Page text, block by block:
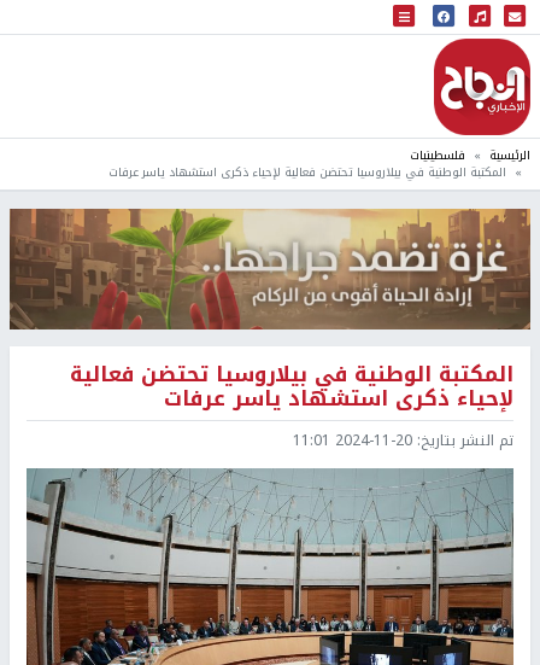
البث المباشر
إذاعة النجاح
الرئيسية فلسطينيات
المكتبة الوطنية في بيلاروسيا تحتضن فعالية لإحياء ذكرى استشهاد ياسر عرفات
المكتبة الوطنية في بيلاروسيا تحتضن فعالية
لإحياء ذكرى استشهاد ياسر عرفات
تم النشر بتاريخ: 2024-11-20 11:01